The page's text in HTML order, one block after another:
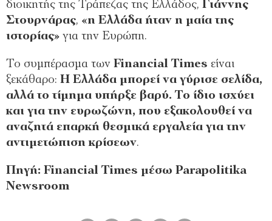
διοικητής της Τράπεζας της Ελλάδος, Γιάννης
Στουρνάρας, «η Ελλάδα ήταν η μαία της
ιστορίας» για την Ευρώπη.
Το συμπέρασμα των Financial Times είναι
ξεκάθαρο: Η Ελλάδα μπορεί να γύρισε σελίδα,
αλλά το τίμημα υπήρξε βαρύ. Το ίδιο ισχύει
και για την ευρωζώνη, που εξακολουθεί να
αναζητά επαρκή θεσμικά εργαλεία για την
αντιμετώπιση κρίσεων.
Πηγή: Financial Times μέσω Parapolitika
Newsroom